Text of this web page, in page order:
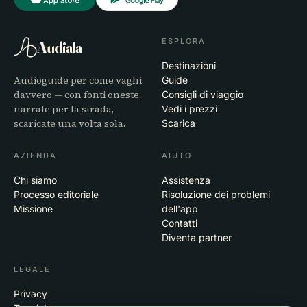
Audiala
Audioguide per come vaghi
davvero — con fonti oneste,
narrate per la strada,
scaricate una volta sola.
ESPLORA
Destinazioni
Guide
Consigli di viaggio
Vedi i prezzi
Scarica
AZIENDA
Chi siamo
Processo editoriale
Missione
AIUTO
Assistenza
Risoluzione dei problemi
dell'app
Contatti
Diventa partner
LEGALE
Privacy